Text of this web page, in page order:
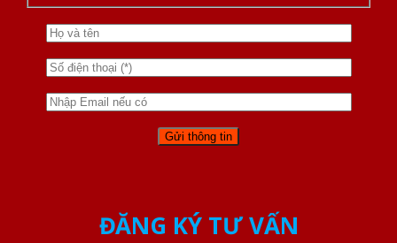
ĐĂNG KÝ TƯ VẤN